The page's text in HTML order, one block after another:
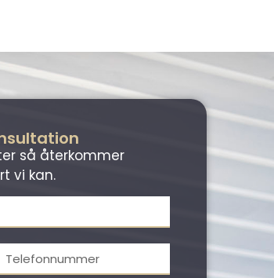
så återkommer
vi kan.